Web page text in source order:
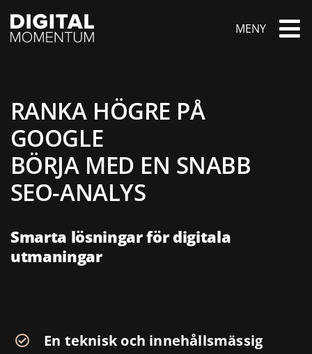
innehållet
MENY
RANKA HÖGRE PÅ
GOOGLE
BÖRJA MED EN SNABB
SEO-ANALYS
Smarta lösningar för digitala
utmaningar
En teknisk och innehållsmässig